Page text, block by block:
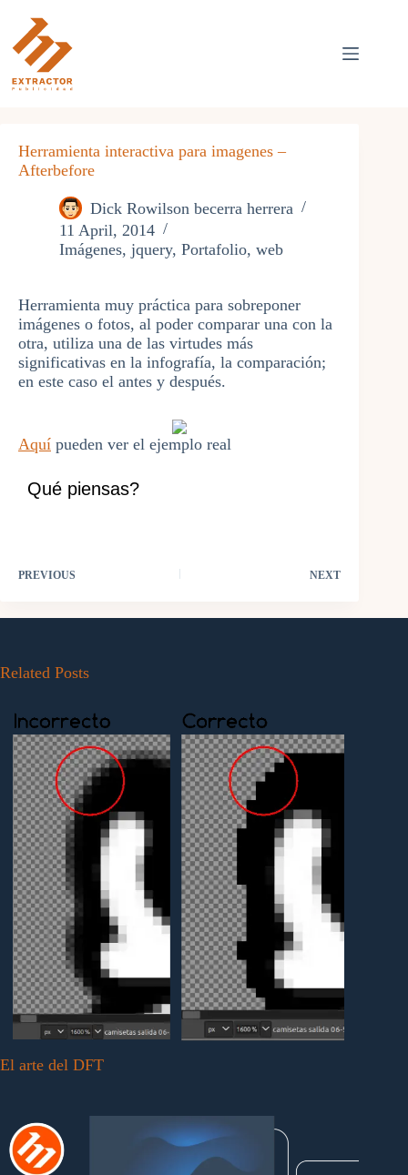
content
Herramienta interactiva para imagenes –
Afterbefore
Dick Rowilson becerra herrera
11 April, 2014
Imágenes, jquery, Portafolio, web
Herramienta muy práctica para sobreponer
imágenes o fotos, al poder comparar una con la
otra, utiliza una de las virtudes más
significativas en la infografía, la comparación;
en este caso el antes y después.
Aquí pueden ver el ejemplo real
Qué piensas?
PREVIOUS NEXT
Related Posts
El arte del DFT